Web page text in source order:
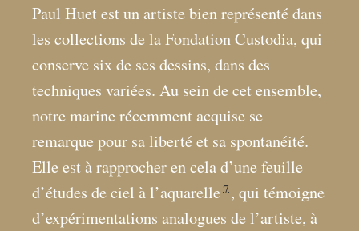
Paul Huet est un artiste bien représenté dans
les collections de la Fondation Custodia, qui
conserve six de ses dessins, dans des
techniques variées. Au sein de cet ensemble,
notre marine récemment acquise se
remarque pour sa liberté et sa spontanéité.
Elle est à rapprocher en cela d’une feuille
d’études de ciel à l’aquarelle 7 , qui témoigne
d’expérimentations analogues de l’artiste, à